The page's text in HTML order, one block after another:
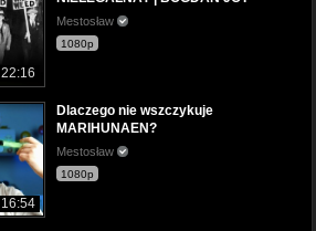
22:16
Mestosław
1080p
16:54
Dlaczego nie wszczykuje
MARIHUNAEN?
Mestosław
1080p